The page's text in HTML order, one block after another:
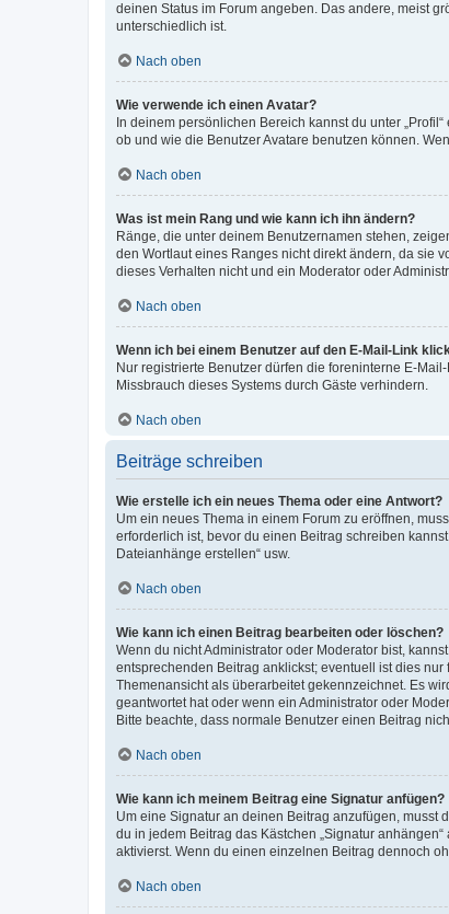
deinen Status im Forum angeben. Das andere, meist
unterschiedlich ist.
Nach oben
Wie verwende ich einen Avatar?
In deinem persönlichen Bereich kannst du unter
ob und wie die Benutzer Avatare benutzen können.
Nach oben
Was ist mein Rang und wie kann ich ihn ändern?
Ränge, die unter deinem Benutzernamen stehen,
den Wortlaut eines Ranges nicht direkt ändern, da sie
dieses Verhalten nicht und ein Moderator oder
Nach oben
Wenn ich bei einem Benutzer auf den E-Mail-Link
Nur registrierte Benutzer dürfen die foreninterne E-
Missbrauch dieses Systems durch Gäste verhindern.
Nach oben
Beiträge schreiben
Wie erstelle ich ein neues Thema oder eine Antwort?
Um ein neues Thema in einem Forum zu eröffnen,
erforderlich ist, bevor du einen Beitrag schreiben
Dateianhänge erstellen“ usw.
Nach oben
Wie kann ich einen Beitrag bearbeiten oder löschen?
Wenn du nicht Administrator oder Moderator bist,
entsprechenden Beitrag anklickst; eventuell ist dies
Themenansicht als überarbeitet gekennzeichnet. Es
geantwortet hat oder wenn ein Administrator oder
Bitte beachte, dass normale Benutzer einen Beitrag
Nach oben
Wie kann ich meinem Beitrag eine Signatur anfügen?
Um eine Signatur an deinen Beitrag anzufügen,
du in jedem Beitrag das Kästchen „Signatur
aktivierst. Wenn du einen einzelnen Beitrag dennoch
Nach oben